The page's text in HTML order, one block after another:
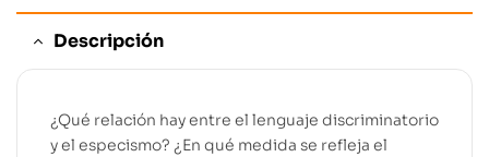
Descripción
¿Qué relación hay entre el lenguaje discriminatorio
y el especismo? ¿En qué medida se refleja el